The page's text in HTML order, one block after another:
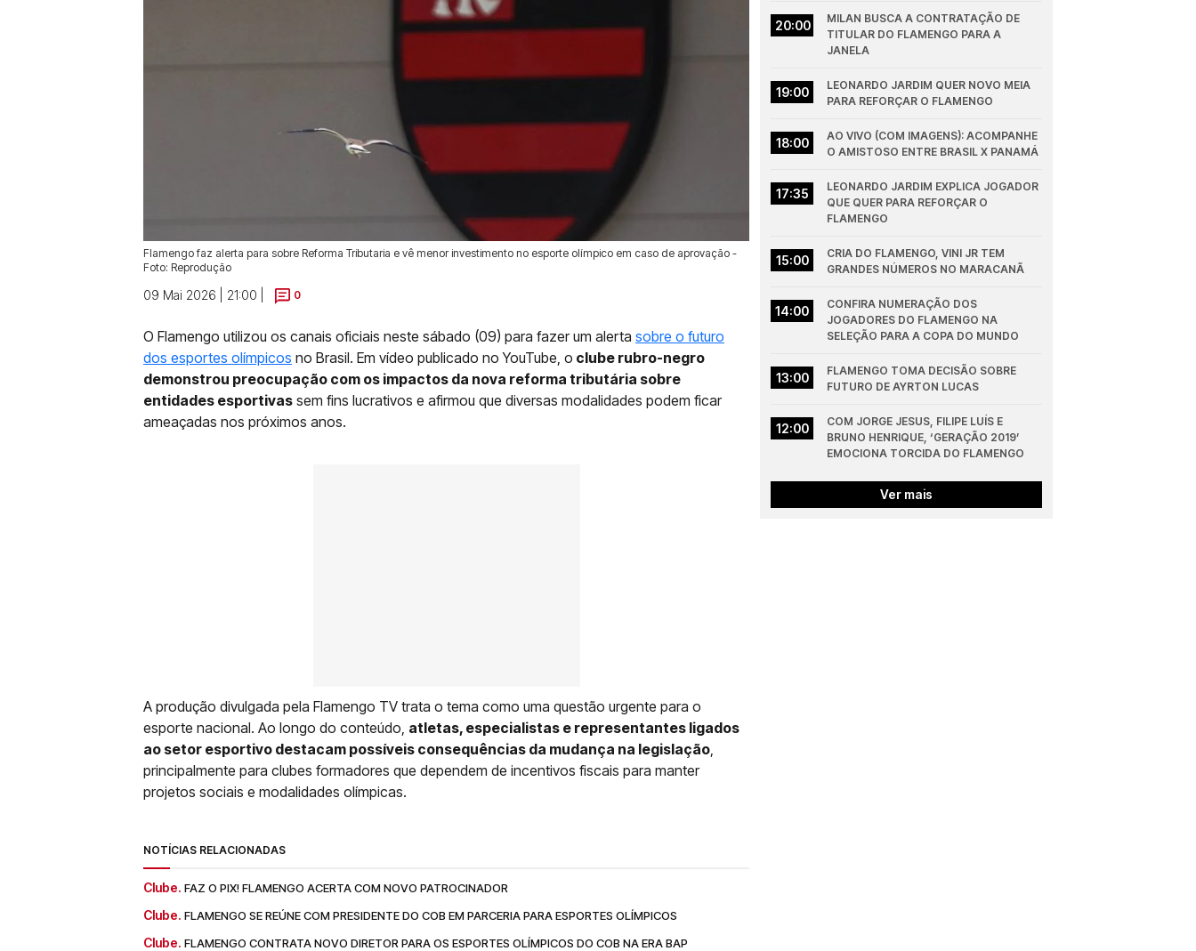
Flamengo faz alerta para sobre Reforma Tributaria e vê menor investimento no esporte olímpico em caso de aprovação -
Foto: Reprodução
09 Mai 2026 | 21:00 | 0
O Flamengo utilizou os canais oficiais neste sábado (09) para fazer um alerta sobre o futuro
dos esportes olímpicos no Brasil. Em vídeo publicado no YouTube, o clube rubro-negro
demonstrou preocupação com os impactos da nova reforma tributária sobre
entidades esportivas sem fins lucrativos e afirmou que diversas modalidades podem ficar
ameaçadas nos próximos anos.
A produção divulgada pela Flamengo TV trata o tema como uma questão urgente para o
esporte nacional. Ao longo do conteúdo, atletas, especialistas e representantes ligados
ao setor esportivo destacam possíveis consequências da mudança na legislação,
principalmente para clubes formadores que dependem de incentivos fiscais para manter
projetos sociais e modalidades olímpicas.
NOTÍCIAS RELACIONADAS
Clube. FAZ O PIX! FLAMENGO ACERTA COM NOVO PATROCINADOR
Clube. FLAMENGO SE REÚNE COM PRESIDENTE DO COB EM PARCERIA PARA ESPORTES OLÍMPICOS
Clube. FLAMENGO CONTRATA NOVO DIRETOR PARA OS ESPORTES OLÍMPICOS DO COB NA ERA BAP
20:00
MILAN BUSCA A CONTRATAÇÃO DE
TITULAR DO FLAMENGO PARA A
JANELA
19:00
LEONARDO JARDIM QUER NOVO MEIA
PARA REFORÇAR O FLAMENGO
18:00
AO VIVO (COM IMAGENS): ACOMPANHE
O AMISTOSO ENTRE BRASIL X PANAMÁ
17:35
LEONARDO JARDIM EXPLICA JOGADOR
QUE QUER PARA REFORÇAR O
FLAMENGO
15:00
CRIA DO FLAMENGO, VINI JR TEM
GRANDES NÚMEROS NO MARACANÃ
14:00
CONFIRA NUMERAÇÃO DOS
JOGADORES DO FLAMENGO NA
SELEÇÃO PARA A COPA DO MUNDO
13:00
FLAMENGO TOMA DECISÃO SOBRE
FUTURO DE AYRTON LUCAS
12:00
COM JORGE JESUS, FILIPE LUÍS E
BRUNO HENRIQUE, ‘GERAÇÃO 2019’
EMOCIONA TORCIDA DO FLAMENGO
Ver mais